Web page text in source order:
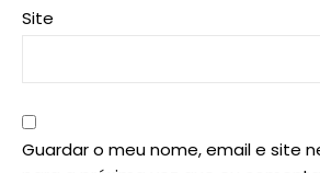
Site
Guardar o meu nome, email e site